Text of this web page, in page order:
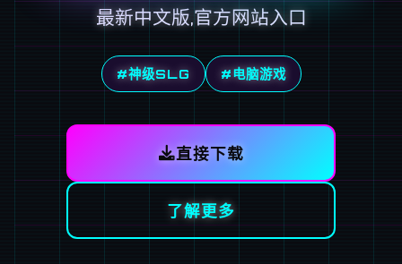
最新中文版,官方网站入口
#神级SLG #电脑游戏
直接下载
了解更多